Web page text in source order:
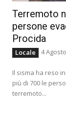
Terremoto
persone
Procida
Locale 4
Il sisma ha reso
più di 700 le
terremoto...